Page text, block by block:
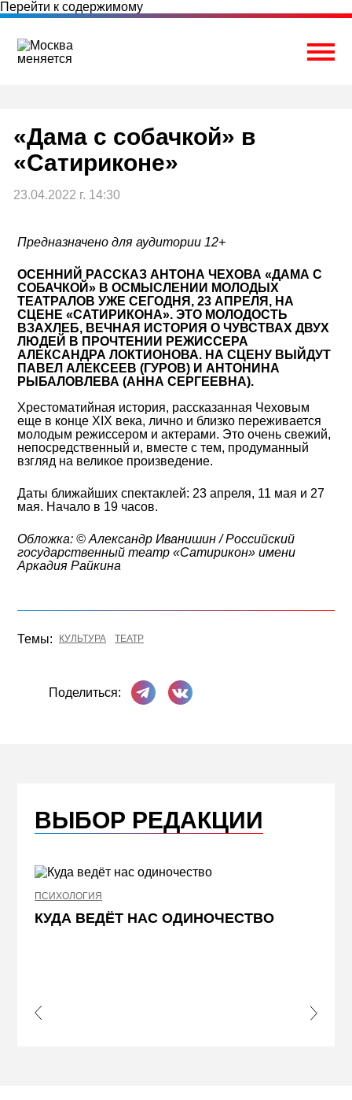
Перейти к содержимому
«Дама с собачкой» в
«Сатириконе»
23.04.2022 г. 14:30
Предназначено для аудитории 12+
ОСЕННИЙ РАССКАЗ АНТОНА ЧЕХОВА «ДАМА С
СОБАЧКОЙ» В ОСМЫСЛЕНИИ МОЛОДЫХ
ТЕАТРАЛОВ УЖЕ СЕГОДНЯ, 23 АПРЕЛЯ, НА
СЦЕНЕ «САТИРИКОНА». ЭТО МОЛОДОСТЬ
ВЗАХЛЕБ, ВЕЧНАЯ ИСТОРИЯ О ЧУВСТВАХ ДВУХ
ЛЮДЕЙ В ПРОЧТЕНИИ РЕЖИССЕРА
АЛЕКСАНДРА ЛОКТИОНОВА. НА СЦЕНУ ВЫЙДУТ
ПАВЕЛ АЛЕКСЕЕВ (ГУРОВ) И АНТОНИНА
РЫБАЛОВЛЕВА (АННА СЕРГЕЕВНА).
Хрестоматийная история, рассказанная Чеховым
еще в конце XIX века, лично и близко переживается
молодым режиссером и актерами. Это очень свежий,
непосредственный и, вместе с тем, продуманный
взгляд на великое произведение.
Даты ближайших спектаклей: 23 апреля, 11 мая и 27
мая. Начало в 19 часов.
Обложка: © Александр Иванишин / Российский
государственный театр «Сатирикон» имени
Аркадия Райкина
Темы: КУЛЬТУРА ТЕАТР
Поделиться:
Поделиться в Телеграме
Поделиться ВКонтакте
ВЫБОР РЕДАКЦИИ
ПСИХОЛОГИЯ
КУДА ВЕДЁТ НАС ОДИНОЧЕСТВО
Slide
Next